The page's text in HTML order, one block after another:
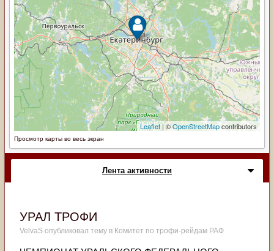
Просмотр карты во весь экран
Лента активности
УРАЛ ТРОФИ
VelvaS опубликовал тему в Комитет по трофи-рейдам РАФ